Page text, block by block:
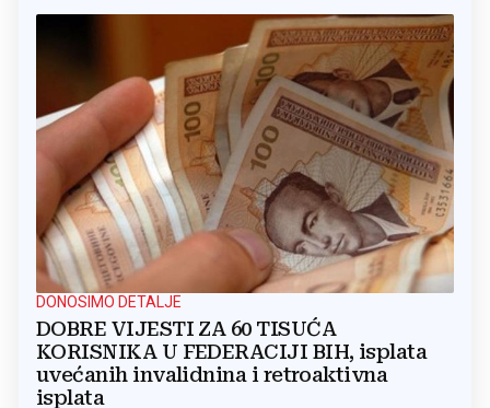
DONOSIMO DETALJE
DOBRE VIJESTI ZA 60 TISUĆA
KORISNIKA U FEDERACIJI BIH, isplata
uvećanih invalidnina i retroaktivna
isplata